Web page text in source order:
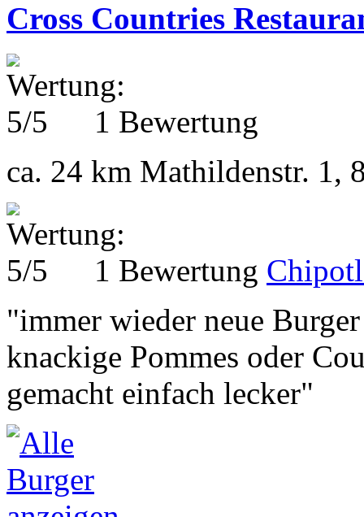
Cross Countries
1 Bewertung
ca. 24 km Mathildenstr. 1,
1 Bewertung
"immer wieder neue
knackige Pommes oder
gemacht einfach lecker"